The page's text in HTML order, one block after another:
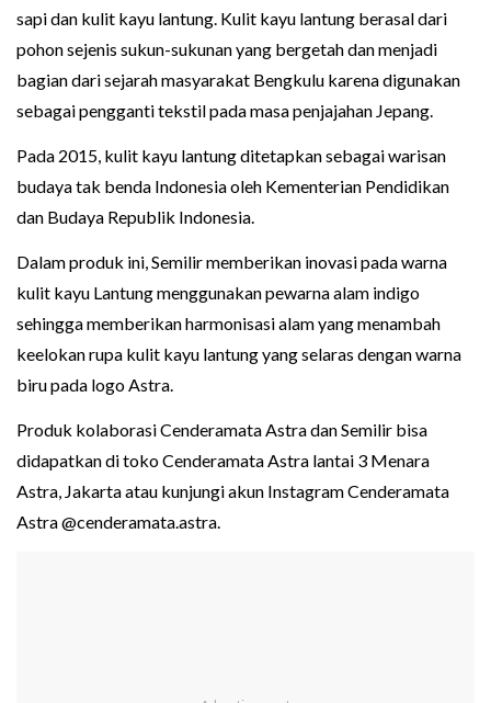
sapi dan kulit kayu lantung. Kulit kayu lantung berasal dari
pohon sejenis sukun-sukunan yang bergetah dan menjadi
bagian dari sejarah masyarakat Bengkulu karena digunakan
sebagai pengganti tekstil pada masa penjajahan Jepang.
Pada 2015, kulit kayu lantung ditetapkan sebagai warisan
budaya tak benda Indonesia oleh Kementerian Pendidikan
dan Budaya Republik Indonesia.
Dalam produk ini, Semilir memberikan inovasi pada warna
kulit kayu Lantung menggunakan pewarna alam indigo
sehingga memberikan harmonisasi alam yang menambah
keelokan rupa kulit kayu lantung yang selaras dengan warna
biru pada logo Astra.
Produk kolaborasi Cenderamata Astra dan Semilir bisa
didapatkan di toko Cenderamata Astra lantai 3 Menara
Astra, Jakarta atau kunjungi akun Instagram Cenderamata
Astra @cenderamata.astra.